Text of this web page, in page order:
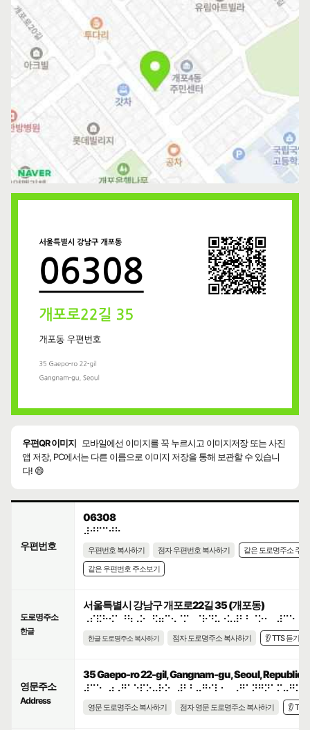
우편QR 이미지
모바일에선 이미지를 꾹 누르시고 이미지저장 또는 사진
앱 저장, PC에서는 다른 이름으로 이미지 저장을 통해 보관할 수 있습니
다! 😄
우편번호
06308
⠼⠚⠋⠉⠚⠓
우편번호 복사하기 점자 우편번호 복사하기
같은 도로명주소 주
같은 우편번호 주소보기
도로명주소
한글
서울특별시 강남구 개포로22길 35 (개포동)
⠠⠎⠯⠓⠪⠁⠘⠳⠠⠕⠀⠫⠶⠉⠢⠈⠍⠀⠈⠗⠙⠥⠐⠥⠼⠃⠃⠈⠕⠂⠀⠼⠉⠑
한글 도로명주소 복사하기 점자 도로명주소 복사하기 👂 TTS 듣기
영문주소
Address
35 Gaepo-ro 22-gil, Gangnam-gu, Seoul, Republic
영문 도로명주소 복사하기 점자 영문 도로명주소 복사하기 👂 TTS